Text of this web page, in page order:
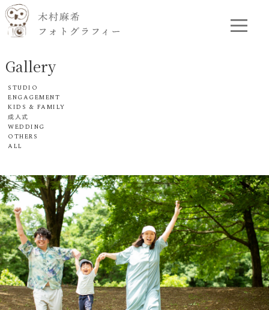
Gallery
STUDIO
ENGAGEMENT
KIDS & FAMILY
成人式
WEDDING
OTHERS
ALL